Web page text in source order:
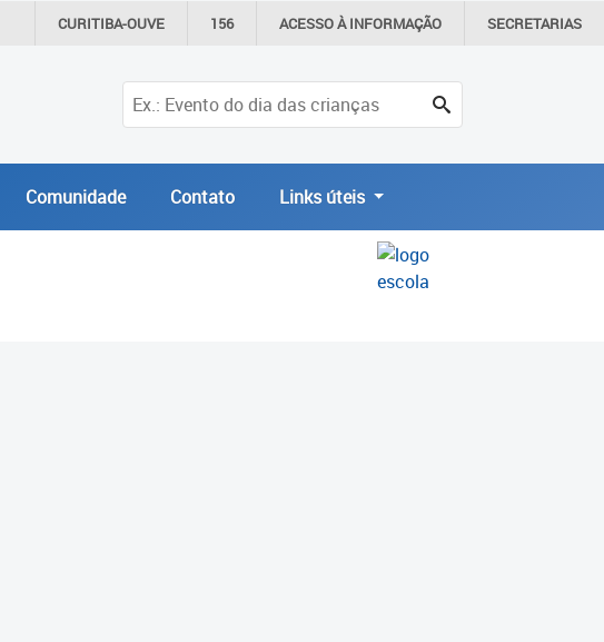
CURITIBA-OUVE 156 ACESSO ÀINFORMAÇÃO SECRETARIAS
Comunidade Contato Links úteis